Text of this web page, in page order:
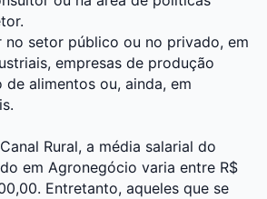
no setor público ou no privado, em
empresas de produção
alimentos ou, ainda, em
Rural, a média salarial do
em Agronegócio varia entre R$
Entretanto, aqueles que se